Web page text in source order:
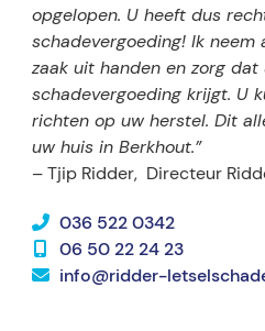
opgelopen. U heeft dus
schadevergoeding! Ik
zaak uit handen en zorg dat
schadevergoeding krijgt. U
richten op uw herstel. Dit
uw huis in Berkhout.”
– Tjip Ridder, Directeur
036 522 0342
06 50 22 24 23
info@ridder-